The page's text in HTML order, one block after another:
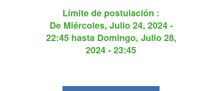
Límite de postulación :
De Miércoles, Julio 24, 2024 -
22:45hasta Domingo, Julio 28,
2024 - 23:45